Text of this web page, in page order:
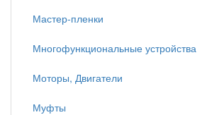
Мастер-пленки
Многофункциональные устройства
Моторы, Двигатели
Муфты